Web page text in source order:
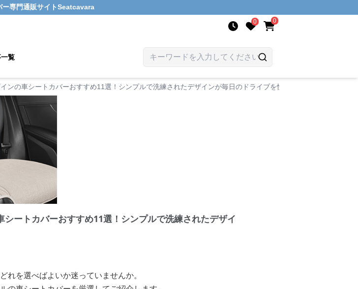
ー専門通販サイトSeatcavara
0 0
覧
ンの車シートカバーおすすめ11選！シンプルで洗練されたデザインが毎日のドライブを快適に
ートカバーおすすめ11選！シンプルで洗練されたデザイ
を選べばよいか迷っていませんか。